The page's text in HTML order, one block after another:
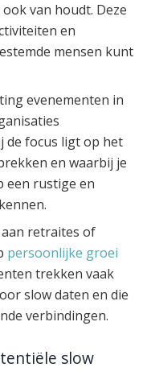
van houdt. Deze
en
mensen kunt
evenementen in
de focus ligt op het
en waarbij je
een rustige en
retraites of
persoonlijke groei
trekken vaak
slow daten en die
verbindingen.
slow